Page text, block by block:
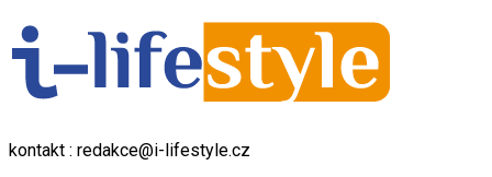
kontakt : redakce@i-lifestyle.cz